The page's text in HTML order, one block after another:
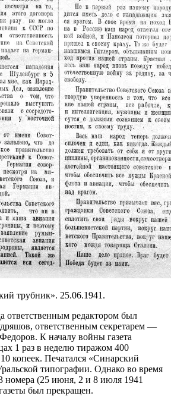
трубник». 25.06.1941.
ответственным редактором был
ответственным секретарем —
К началу войны газета
1 раз в неделю тиражом 400
копеек. Печатался «Синарский
типографии. Однако во время
номера (25 июня, 2 и 8 июля 1941
был прекращен.